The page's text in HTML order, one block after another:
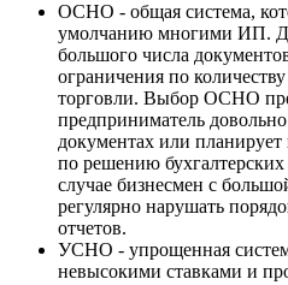
ОСНО - общая система,
умолчанию многими ИП.
большого числа
ограничения по
торговли. Выбор ОСНО
предприниматель
документах или планирует
по решению
случае бизнесмен с
регулярно нарушать
отчетов.
УСНО - упрощенная
невысокими ставками и